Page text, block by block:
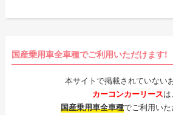
国産乗用車全車種でご利用いただけます!
本サイトで掲載されていない
カーコンカーリースは、
国産乗用車全車種でご利用いた